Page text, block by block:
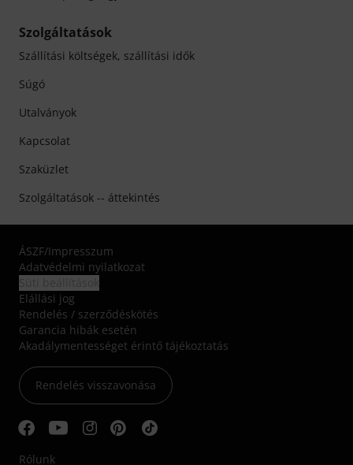
Szolgáltatások
Szállítási költségek, szállítási idők
Súgó
Utalványok
Kapcsolat
Szaküzlet
Szolgáltatások -- áttekintés
ÁSZF/Impresszum
Adatvédelmi nyilatkozat
Elállási jog
Rendelés / szerződéskötés
Garancia hibák esetén
Akadálymentességet érintő tájékoztatás
Rendelés visszavonása
Rólunk